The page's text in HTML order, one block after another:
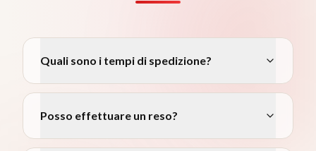
Quali sono i tempi di spedizione?
Posso effettuare un reso?